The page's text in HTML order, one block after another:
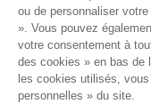
Footer Gauche
Abonnez-vous